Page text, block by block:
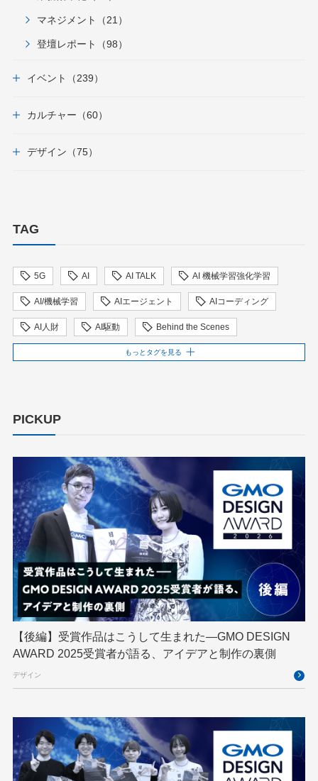
マネジメント（21）
登壇レポート（98）
イベント（239）
カルチャー（60）
デザイン（75）
TAG
5G AI AI TALK AI 機械学習強化学習
AI/機械学習 AIエージェント AIコーディング
AI人財 AI駆動 Behind the Scenes
blockchain ChatGPT
Designship developer DevRel
DevSecOpsThon Docker
Engineering Journey expert EXPERT CROSS
GMO AI＆ロボティクス商事 GMO AIR
GMO DESIGN AWARD GMO Developers Day
GMO Developers Night GMO Flatt Security
GMO GPUクラウド GMO Hacking Night
GMO kitaQ GMO SONIC GMOアドパートナーズ
GMOアドマーケティング GMOインターネット
GMOコネクト GMOサイバーセキュリティ byイエラエ
GMOデジキッズ GMOブランドセキュリティ
もっとタグを見る
PICKUP
【後編】受賞作品はこうして生まれた—GMO DESIGN
AWARD 2025受賞者が語る、アイデアと制作の裏側
デザイン